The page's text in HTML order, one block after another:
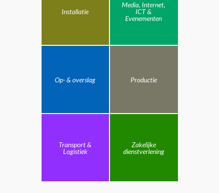
Installatie
Media, Internet,
ICT &
Evenementen
Op- & overslag Productie
Transport &
Logistiek
Zakelijke
dienstverlening